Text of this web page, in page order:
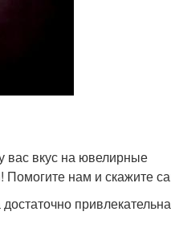
вас вкус на ювелирные
Помогите нам и скажите